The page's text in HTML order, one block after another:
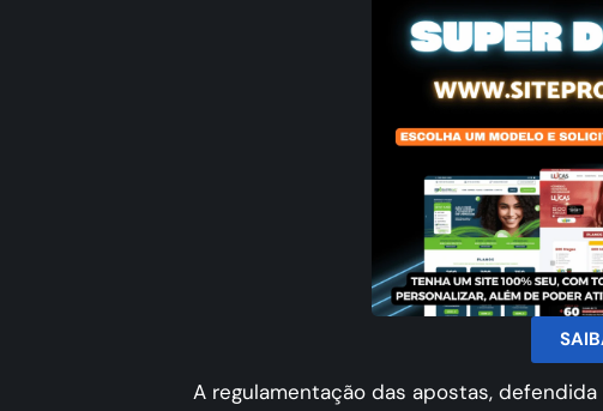
A regulamentação das apostas,